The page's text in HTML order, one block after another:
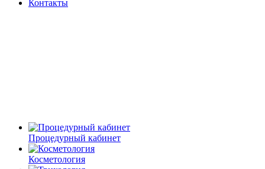
Контакты
Процедурный кабинет
Косметология